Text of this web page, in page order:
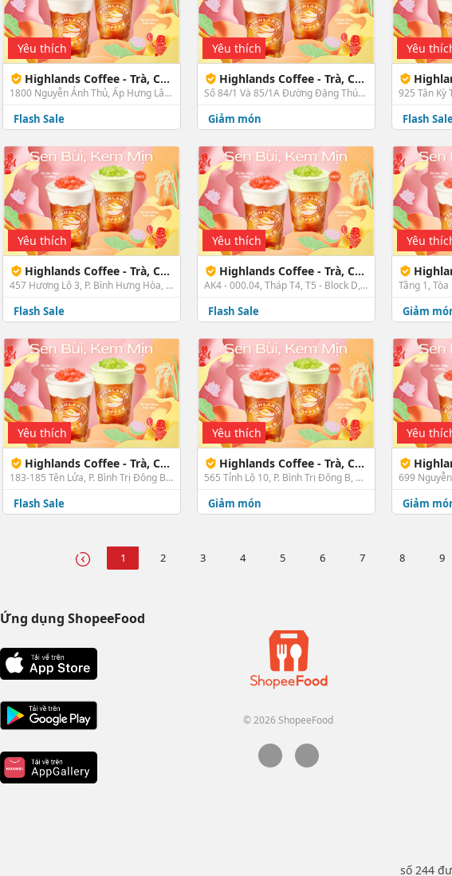
Yêu thích
Highlands Coffee - Trà, Cà Phê & Bánh - 1800 Nguyễn Ảnh Thủ Hóc Môn
1800 Nguyễn Ảnh Thủ, Ấp Hưng Lân, X. Bà Điểm, Hóc Môn, TP. HCM
Flash Sale
Yêu thích
Highlands Coffee - Trà, Cà Phê & Bánh - Đặng Thúc Vịnh
Số 84/1 Và 85/1A Đường Đặng Thúc Vịnh, Ấp Tam Đông, X. Thới Tam Thôn, Hóc Môn, TP. HCM
Giảm món
Yêu
Highlands
Flash Sale
Yêu thích
Highlands Coffee - Trà, Cà Phê & Bánh - 457 Hương Lộ 3
457 Hương Lộ 3, P. Bình Hưng Hòa, Bình Tân, TP. HCM
Flash Sale
Yêu thích
Highlands Coffee - Trà, Cà Phê & Bánh - Akari City Bình Tân
AK4 - 000.04, Tháp T4, T5 - Block D, Chung Cư Hoàng Nam (Akari City), P.An Lạc, Bình Tân, TP. HCM
Flash Sale
Yêu
Highlands
Giảm
Yêu thích
Highlands Coffee - Trà, Cà Phê & Bánh - 183 Tên Lửa
183-185 Tên Lửa, P. Bình Trị Đông B, Bình Tân, TP. HCM
Flash Sale
Yêu thích
Highlands Coffee - Trà, Cà Phê & Bánh - 565 Tĩnh Lộ 10
565 Tỉnh Lộ 10, P. Bình Trị Đông B, Bình Tân, TP. HCM
Giảm món
Yêu
Highlands
Giảm
1 2 3 4 5 6 7 8 9
Ứng dụng ShopeeFood
© 2026 ShopeeFood
số 244